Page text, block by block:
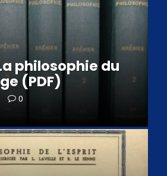
philosophie du
(PDF)
0